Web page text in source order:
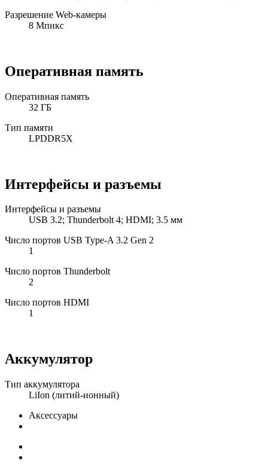
Разрешение Web-камеры
8 Мпикс
Оперативная память
Оперативная память
32 ГБ
Тип памяти
LPDDR5X
Интерфейсы и разъемы
Интерфейсы и разъемы
USB 3.2; Thunderbolt 4; HDMI; 3.5 мм
Число портов USB Type-A 3.2 Gen 2
1
Число портов Thunderbolt
2
Число портов HDMI
1
Аккумулятор
Тип аккумулятора
LiIon (литий-ионный)
Аксессуары